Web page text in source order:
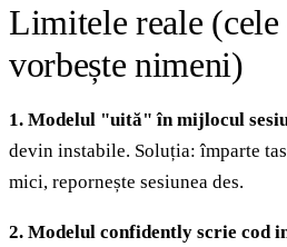
Limitele reale (cele
vorbește nimeni)
1. Modelul "uită" în mijlocul
devin instabile. Soluția: împarte
mici, repornește sesiunea des.
2. Modelul confidently scrie cod